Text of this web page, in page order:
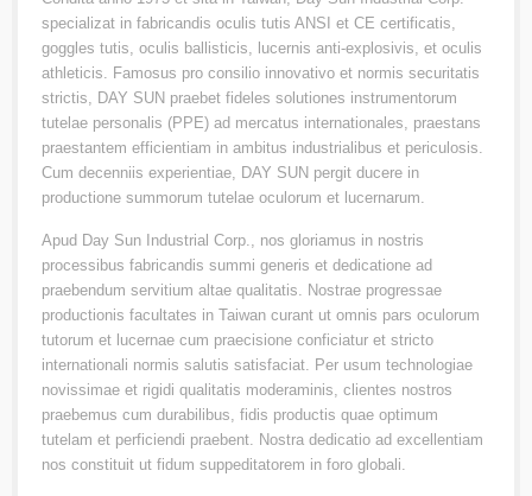
specializat in fabricandis oculis tutis ANSI et CE certificatis,
goggles tutis, oculis ballisticis, lucernis anti-explosivis, et oculis
athleticis. Famosus pro consilio innovativo et normis securitatis
strictis, DAY SUN praebet fideles solutiones instrumentorum
tutelae personalis (PPE) ad mercatus internationales, praestans
praestantem efficientiam in ambitus industrialibus et periculosis.
Cum decenniis experientiae, DAY SUN pergit ducere in
productione summorum tutelae oculorum et lucernarum.
Apud Day Sun Industrial Corp., nos gloriamus in nostris
processibus fabricandis summi generis et dedicatione ad
praebendum servitium altae qualitatis. Nostrae progressae
productionis facultates in Taiwan curant ut omnis pars oculorum
tutorum et lucernae cum praecisione conficiatur et stricto
internationali normis salutis satisfaciat. Per usum technologiae
novissimae et rigidi qualitatis moderaminis, clientes nostros
praebemus cum durabilibus, fidis productis quae optimum
tutelam et perficiendi praebent. Nostra dedicatio ad excellentiam
nos constituit ut fidum suppeditatorem in foro globali.